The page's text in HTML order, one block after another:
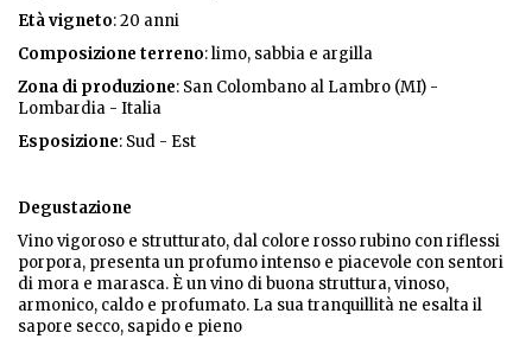
Età vigneto: 20 anni
Composizione terreno: limo, sabbia e argilla
Zona di produzione: San Colombano al Lambro (MI) -
Lombardia - Italia
Esposizione: Sud - Est
Degustazione
Vino vigoroso e strutturato, dal colore rosso rubino con riflessi
porpora, presenta un profumo intenso e piacevole con sentori
di mora e marasca. È un vino di buona struttura, vinoso,
armonico, caldo e profumato. La sua tranquillità ne esalta il
sapore secco, sapido e pieno